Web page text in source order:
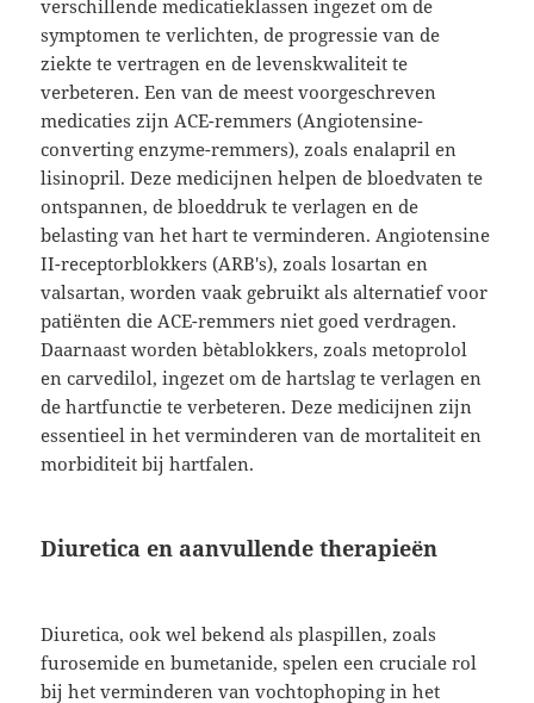
verschillende medicatieklassen ingezet om de
symptomen te verlichten, de progressie van de
ziekte te vertragen en de levenskwaliteit te
verbeteren. Een van de meest voorgeschreven
medicaties zijn ACE-remmers (Angiotensine-
converting enzyme-remmers), zoals enalapril en
lisinopril. Deze medicijnen helpen de bloedvaten te
ontspannen, de bloeddruk te verlagen en de
belasting van het hart te verminderen. Angiotensine
II-receptorblokkers (ARB's), zoals losartan en
valsartan, worden vaak gebruikt als alternatief voor
patiënten die ACE-remmers niet goed verdragen.
Daarnaast worden bètablokkers, zoals metoprolol
en carvedilol, ingezet om de hartslag te verlagen en
de hartfunctie te verbeteren. Deze medicijnen zijn
essentieel in het verminderen van de mortaliteit en
morbiditeit bij hartfalen.
Diuretica en aanvullende therapieën
Diuretica, ook wel bekend als plaspillen, zoals
furosemide en bumetanide, spelen een cruciale rol
bij het verminderen van vochtophoping in het